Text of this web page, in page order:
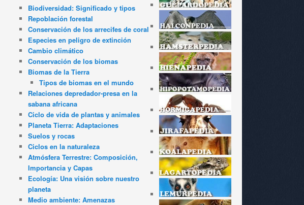
Biodiversidad: Significado y tipos
Repoblación forestal
Conservación de los arrecifes de coral
Especies en peligro de extinción
Cambio climático
Conservación de los biomas
Biomas de la Tierra
Tipos de biomas en el mundo
Relaciones depredador-presa en la
sabana africana
Ciclo de vida de plantas y animales
Planeta Tierra: Adaptaciones
Suelos y rocas
Ciclos en la naturaleza
Atmósfera Terrestre: Composición,
Importancia y Capas
Ecología: Una visión sobre nuestro
planeta
Medio ambiente: Amenazas